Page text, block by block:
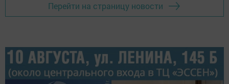
Перейти на страницу новости